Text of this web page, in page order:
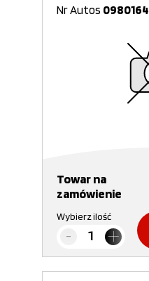
Nr Autos 0980164
Towar na
zamówienie
Wybierz ilość